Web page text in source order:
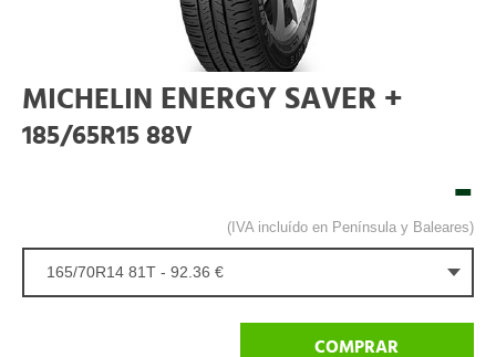
MICHELIN ENERGY SAVER +
185/65R15 88V
-
(IVA incluído en Península y Baleares)
165/70R14 81T - 92.36 €
COMPRAR